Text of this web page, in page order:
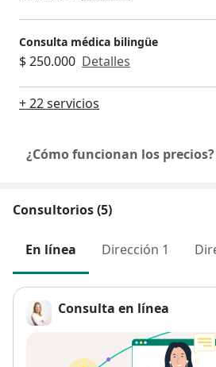
Consulta médica bilingüe
$ 250.000 Detalles
+ 22 servicios
¿Cómo funcionan los precios?
Consultorios (5)
En línea Dirección 1
Consulta en línea